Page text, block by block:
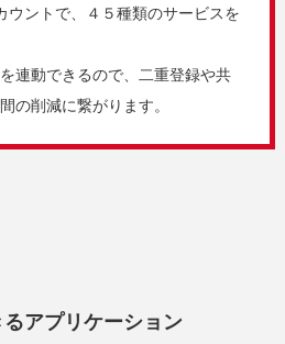
ントで、４５種類のサービスを
連動できるので、二重登録や共
の削減に繋がります。
アプリケーション